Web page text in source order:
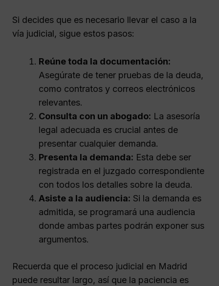
Si decides que es necesario llevar el caso a la
vía judicial, sigue estos pasos:
Reúne toda la documentación:
Asegúrate de tener pruebas de la deuda,
como contratos y correos electrónicos
relevantes.
Consulta con un abogado: La asesoría
legal adecuada es crucial antes de
presentar cualquier demanda.
Presenta la demanda: Esta debe ser
registrada en el juzgado correspondiente
con todos los detalles sobre la deuda.
Asiste a la audiencia: Si la demanda es
admitida, se programará una audiencia
donde ambas partes podrán exponer sus
argumentos.
Recuerda que el proceso judicial en Madrid
puede resultar largo, así que la paciencia es